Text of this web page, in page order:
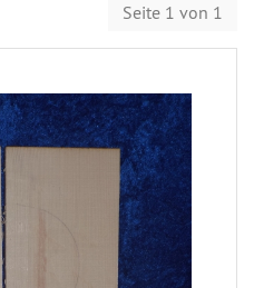
Seite 1 von 1